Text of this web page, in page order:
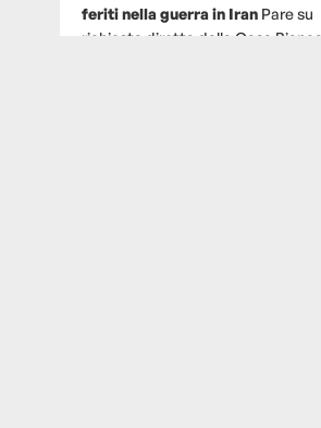
feriti nella guerra in Iran Pare su
richiesta diretta dalla Casa Bianca.